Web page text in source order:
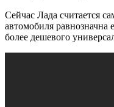
Сейчас Лада считается
автомобиля равнозначна
более дешевого